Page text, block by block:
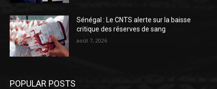
Sénégal : Le CNTS alerte sur la baisse
critique des réserves de sang
août 7, 2026
POPULAR POSTS